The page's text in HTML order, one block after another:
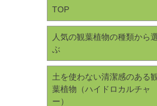
TOP
人気の観葉植物の種類から
ぶ
土を使わない清潔感のある観
葉植物（ハイドロカルチャ
ー）